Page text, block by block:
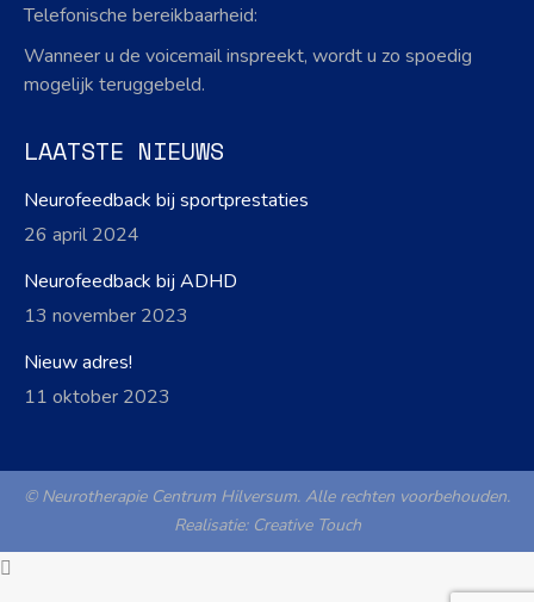
Telefonische bereikbaarheid:
Wanneer u de voicemail inspreekt, wordt u zo spoedig
mogelijk teruggebeld.
LAATSTE NIEUWS
Neurofeedback bij sportprestaties
26 april 2024
Neurofeedback bij ADHD
13 november 2023
Nieuw adres!
11 oktober 2023
© Neurotherapie Centrum Hilversum. Alle rechten voorbehouden.
Realisatie: Creative Touch